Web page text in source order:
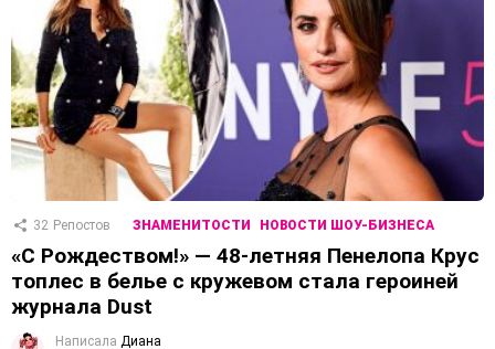
32 Репостов ЗНАМЕНИТОСТИ НОВОСТИ ШОУ-БИЗНЕСА
«С Рождеством!» — 48-летняя Пенелопа Крус
топлес в белье с кружевом стала героиней
журнала Dust
Написала Диана